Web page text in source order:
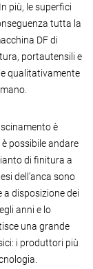
più, le superfici
tutta la
DF di
portautensili e
qualitativamente
è
possibile andare
di finitura a
dell'anca sono
a disposizione dei
anni e lo
una grande
i produttori più